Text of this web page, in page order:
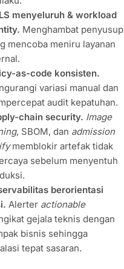
menyeluruh & workload
Menghambat penyusup
mencoba meniru layanan
as-code konsisten.
variasi manual dan
audit kepatuhan.
chain security. Image
, SBOM, dan admission
memblokir artefak tidak
sebelum menyentuh
berorientasi
Alerter actionable
gejala teknis dengan
bisnis sehingga
tepat sasaran.